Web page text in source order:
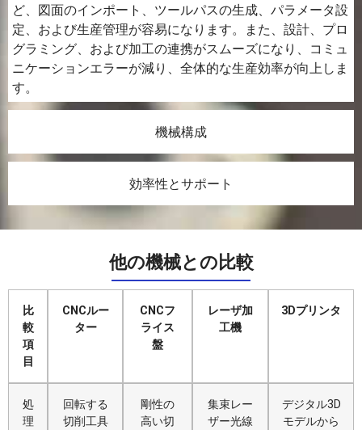
機械構成
効率性とサポート
ど、図面のインポート、ツールパスの生成、パラメータ設
定、および生産管理が容易になります。また、設計、プロ
グラミング、および加工の連携がスムーズになり、コミュ
ニケーションエラーが減り、全体的な生産効率が向上しま
す。
他の機械との比較
比
較
項
目
CNCルー
ター
CNCフ
ライス
盤
レーザ加
工機
3Dプリンタ
処
理
回転する
切削工具
剛性の
高い切
集束レー
ザー光線
デジタル3D
モデルから